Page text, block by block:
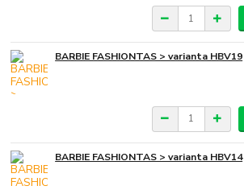
BARBIE FASHIONTAS > varianta HBV19
BARBIE FASHIONTAS > varianta HBV14